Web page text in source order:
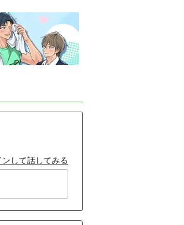
ンして話してみる